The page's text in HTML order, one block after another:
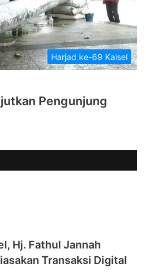
Harjad ke-69 Kalsel
Pengunjung
Hj. Fathul Jannah
Transaksi Digital